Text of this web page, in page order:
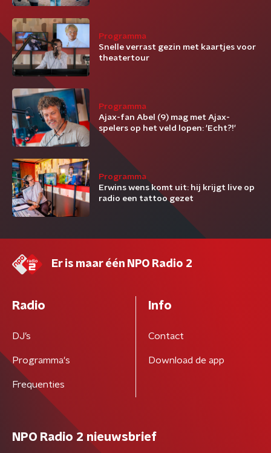
Programma
Snelle verrast gezin met kaartjes voor
theatertour
Programma
Ajax-fan Abel (9) mag met Ajax-
spelers op het veld lopen: 'Echt?!'
Programma
Erwins wens komt uit: hij krijgt live op
radio een tattoo gezet
Er is maar één NPO Radio 2
Radio
DJ’s
Programma's
Frequenties
Info
Contact
Download de app
NPO Radio 2 nieuwsbrief